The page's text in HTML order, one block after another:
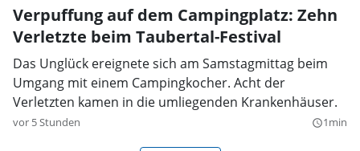
Verpuffung auf dem Campingplatz: Zehn
Verletzte beim Taubertal-Festival
Das Unglück ereignete sich am Samstagmittag beim
Umgang mit einem Campingkocher. Acht der
Verletzten kamen in die umliegenden Krankenhäuser.
vor 5 Stunden query_builder1min